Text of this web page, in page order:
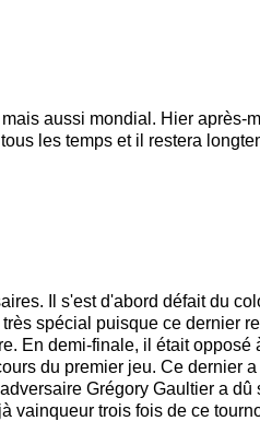
aussi mondial. Hier après-
les temps et il restera
Il s'est d'abord défait du
spécial puisque ce dernier
En demi-finale, il était opposé
du premier jeu. Ce dernier
Grégory Gaultier a dû
vainqueur trois fois de ce